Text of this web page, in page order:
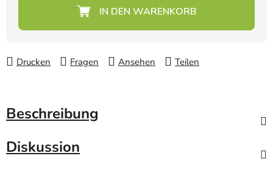
Drucken Fragen Ansehen Teilen
Beschreibung
Diskussion